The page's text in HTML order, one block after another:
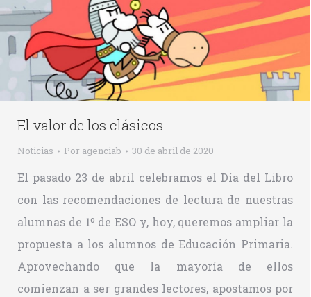
El valor de los clásicos
Noticias Por agenciab 30 de abril de 2020
El pasado 23 de abril celebramos el Día del Libro
con las recomendaciones de lectura de nuestras
alumnas de 1º de ESO y, hoy, queremos ampliar la
propuesta a los alumnos de Educación Primaria.
Aprovechando que la mayoría de ellos
comienzan a ser grandes lectores, apostamos por